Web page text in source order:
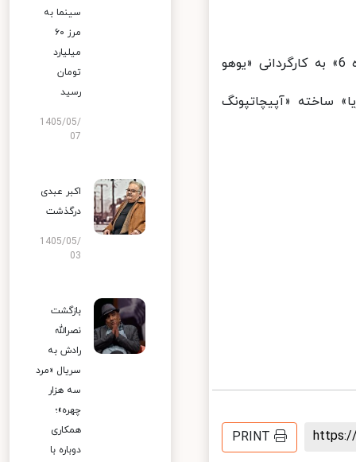
جایزه بزرگ هیات داوران: «قهرمان» ساخته اصغر فرهادی و «کوپه شماره 6» به کارگردانی «یوهو
ساخته «آپیچاتپونگ
PRINT
سینما به
مرز ۶۰
میلیارد
تومان
رسید
1405/05/
07
اکبر عبدی
درگذشت
1405/05/
03
بازگشت
نصرالله
رادش به
سریال «مرد
سه هزار
چهره»؛
همکاری
دوباره با